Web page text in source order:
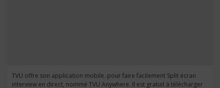
TVU offre son application mobile. pour faire facilement Split écran
interview en direct, nommé TVU Anywhere. Il est gratuit à télécharger